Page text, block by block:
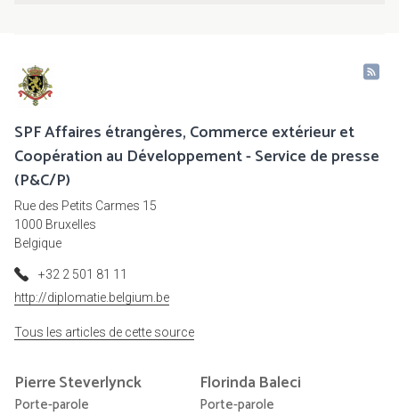
SPF Affaires étrangères, Commerce extérieur et
Coopération au Développement - Service de presse
(P&C/P)
Rue des Petits Carmes 15
1000 Bruxelles
Belgique
+32 2 501 81 11
http://diplomatie.belgium.be
Tous les articles de cette source
PierreSteverlynck
Porte-parole
Florinda Baleci
Porte-parole